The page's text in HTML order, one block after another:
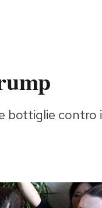
bottiglie contro i